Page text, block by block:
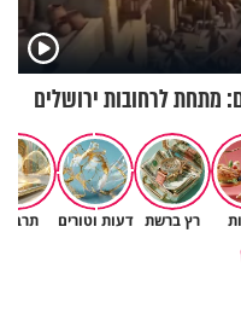
לרחובות ירושלים
רץ ברשת דעות וטורים
גם ׳הרע׳ זה הרחמים של בורא